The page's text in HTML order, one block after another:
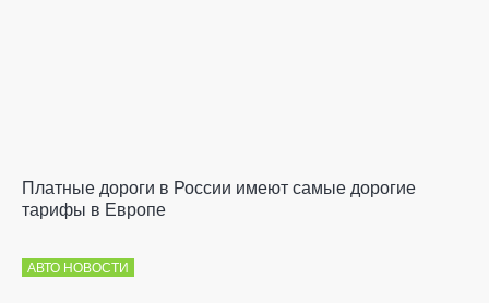
Платные дороги в России имеют самые дорогие
тарифы в Европе
АВТО НОВОСТИ